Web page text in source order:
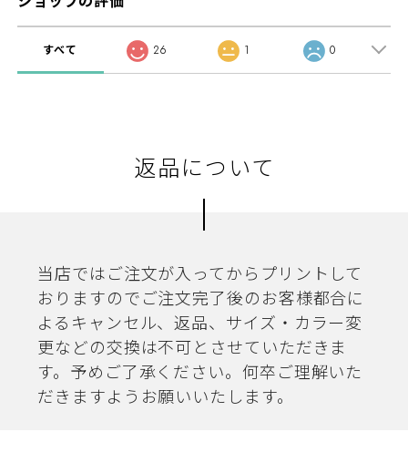
すべて 26 1 0
返品について
当店ではご注文が入ってからプリントして
おりますのでご注文完了後のお客様都合に
よるキャンセル、返品、サイズ・カラー変
更などの交換は不可とさせていただきま
す。予めご了承ください。何卒ご理解いた
だきますようお願いいたします。